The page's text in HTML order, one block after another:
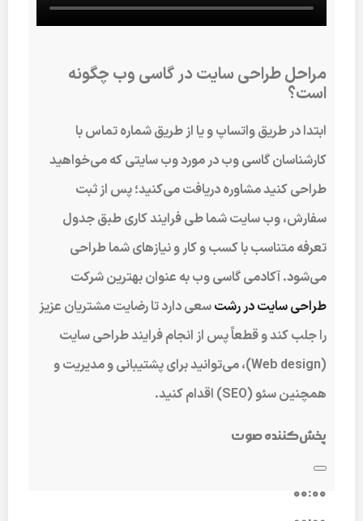
مراحل طراحی سایت در گاسی وب چگونه
است؟
ابتدا در طریق واتساپ و یا از طریق شماره تماس با
کارشناسان گاسی وب در مورد وب سایتی که می‌خواهید
طراحی کنید مشاوره دریافت می‌کنید؛ پس از ثبت
سفارش، وب سایت شما طی فرایند کاری طبق جدول
تعرفه متناسب با کسب و کار و نیازهای شما طراحی
می‌شود. آکادمی گاسی وب به عنوان بهترین شرکت
طراحی سایت در رشتسعی دارد تا رضایت مشتریان عزیز
را جلب کند و قطعاً پس از انجام فرایند طراحی سایت
(Web design)، می‌توانید برای پشتیبانی و مدیریت و
همچنین سئو (SEO) اقدام کنید.
پخش‌کننده صوت
00:00